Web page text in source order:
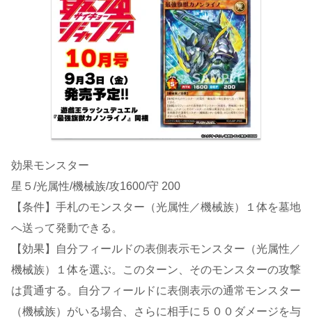
効果モンスター
星５/光属性/機械族/攻1600/守 200
【条件】手札のモンスター（光属性／機械族）１体を墓地
へ送って発動できる。
【効果】自分フィールドの表側表示モンスター（光属性／
機械族）１体を選ぶ。このターン、そのモンスターの攻撃
は貫通する。自分フィールドに表側表示の通常モンスター
（機械族）がいる場合、さらに相手に５００ダメージを与